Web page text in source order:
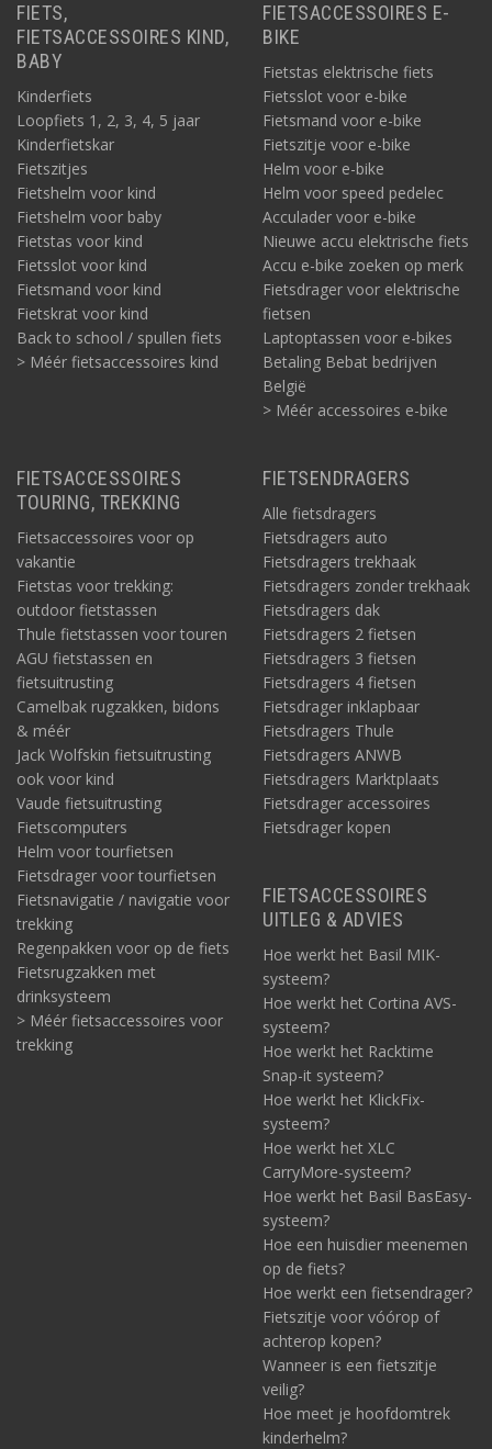
FIETS,
FIETSACCESSOIRES KIND,
BABY
Kinderfiets
Loopfiets 1, 2, 3, 4, 5 jaar
Kinderfietskar
Fietszitjes
Fietshelm voor kind
Fietshelm voor baby
Fietstas voor kind
Fietsslot voor kind
Fietsmand voor kind
Fietskrat voor kind
Back to school / spullen fiets
> Méér fietsaccessoires kind
FIETSACCESSOIRES E-
BIKE
Fietstas elektrische fiets
Fietsslot voor e-bike
Fietsmand voor e-bike
Fietszitje voor e-bike
Helm voor e-bike
Helm voor speed pedelec
Acculader voor e-bike
Nieuwe accu elektrische fiets
Accu e-bike zoeken op merk
Fietsdrager voor elektrische
fietsen
Laptoptassen voor e-bikes
Betaling Bebat bedrijven
België
> Méér accessoires e-bike
FIETSACCESSOIRES
TOURING, TREKKING
Fietsaccessoires voor op
vakantie
Fietstas voor trekking:
outdoor fietstassen
Thule fietstassen voor touren
AGU fietstassen en
fietsuitrusting
Camelbak rugzakken, bidons
& méér
Jack Wolfskin fietsuitrusting
ook voor kind
Vaude fietsuitrusting
Fietscomputers
Helm voor tourfietsen
Fietsdrager voor tourfietsen
Fietsnavigatie / navigatie voor
trekking
Regenpakken voor op de fiets
Fietsrugzakken met
drinksysteem
> Méér fietsaccessoires voor
trekking
FIETSENDRAGERS
Alle fietsdragers
Fietsdragers auto
Fietsdragers trekhaak
Fietsdragers zonder trekhaak
Fietsdragers dak
Fietsdragers 2 fietsen
Fietsdragers 3 fietsen
Fietsdragers 4 fietsen
Fietsdrager inklapbaar
Fietsdragers Thule
Fietsdragers ANWB
Fietsdragers Marktplaats
Fietsdrager accessoires
Fietsdrager kopen
FIETSACCESSOIRES
UITLEG & ADVIES
Hoe werkt het Basil MIK-
systeem?
Hoe werkt het Cortina AVS-
systeem?
Hoe werkt het Racktime
Snap-it systeem?
Hoe werkt het KlickFix-
systeem?
Hoe werkt het XLC
CarryMore-systeem?
Hoe werkt het Basil BasEasy-
systeem?
Hoe een huisdier meenemen
op de fiets?
Hoe werkt een fietsendrager?
Fietszitje voor vóórop of
achterop kopen?
Wanneer is een fietszitje
veilig?
Hoe meet je hoofdomtrek
kinderhelm?